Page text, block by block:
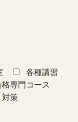
各種講習
専門コース
対策